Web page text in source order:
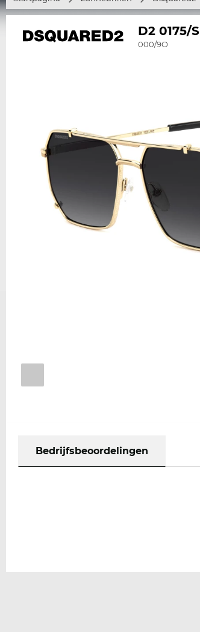
D2 0175/S
000/9O
Bedrijfsbeoordelingen